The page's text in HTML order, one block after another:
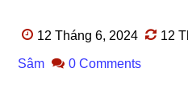
12 Tháng 6, 2024 12
Sâm 0 Comments